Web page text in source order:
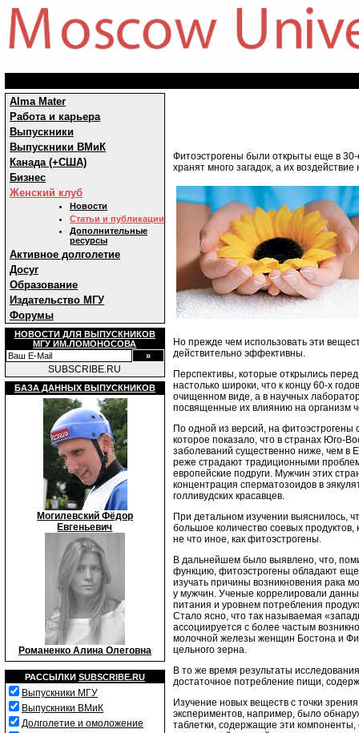
Alma Mater
Работа и карьера
Выпускники
Выпускники ВМиК
Канада (+США)
Бизнес
Женский клуб
Новости
Статьи и публикации
Дополнительные
ресурсы
Активное долголетие
Досуг
Образование
Издательство МГУ
Форумы
НОВОСТИ ДЛЯ ВЫПУСКНИКОВ
МГУ ИМ.ЛОМОНОСОВА
SUBSCRIBE.RU
БАЗА ДАННЫХ ВЫПУСКНИКОВ
Могилевский Фёдор
Евгеньевич
Романенко Алина Олеговна
РАССЫЛКИ SUBSCRIBE.RU
Выпускники МГУ
Выпускники ВМиК
Долголетие и омоложение
Фитоэстрогены были открыты еще в
хранят много загадок, а их
Но прежде чем использовать эти
действительно эффективны.
Перспективы, которые открылись
настолько широки, что к концу 60-х
очищенном виде, а в научных
посвященные их влиянию на организм
По одной из версий, на фитоэстрогены
которое показало, что в странах Юго-
заболеваний существенно ниже, чем в
реже страдают традиционными
европейские подруги. Мужчин этих
концентрация сперматозоидов в
голливудских красавцев.
При детальном изучении выяснилось,
большое количество соевых
не что иное, как фитоэстрогены.
В дальнейшем было выявлено, что,
функцию, фитоэстрогены обладают
изучать причины возникновения рака
у мужчин. Ученые коррелировали
питания и уровнем потребления
Стало ясно, что так называемая
ассоциируется с более частым
молочной железы женщин Бостона и
цельного зерна.
В то же время результаты
достаточное потребление пищи,
Изучение новых веществ с точки
экспериментов, например, было
таблетки, содержащие эти